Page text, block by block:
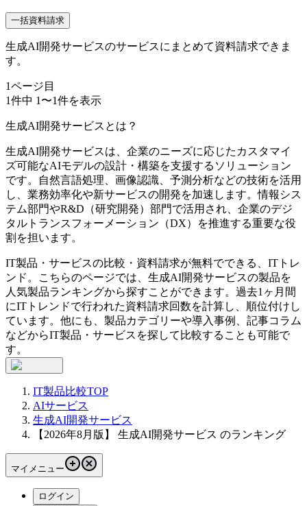
一括資料請求
生成AI開発サービスのサービスにまとめて資料請求できま
す。
1ページ目
1件中 1 〜1件を表示
生成AI開発サービスとは？
生成AI開発サービスは、企業のニーズに応じたカスタマイ
ズ可能なAIモデルの設計・構築を支援するソリューション
です。自然言語処理、画像認識、予測分析などの技術を活用
し、業務効率化や新サービスの開発を加速します。情報シス
テム部門やR&D（研究開発）部門で活用され、企業のデジ
タルトランスフォーメーション（DX）を推進する重要な役
割を担います。
IT製品・サービスの比較・資料請求が無料でできる、ITトレ
ンド。こちらのページでは、生成AI開発サービスの製品を
人気製品ランキングから探すことができます。過去1ヶ月間
にITトレンドで行われた資料請求回数を計算し、順位付けし
ています。他にも、製品カテゴリーや導入事例、記事コラム
などからIT製品・サービスを探して比較することも可能で
す。
IT製品比較TOP
AIサービス
生成AI開発サービス
【2026年8月版】 生成AI開発サービス のランキング
マイメニュー
ログイン